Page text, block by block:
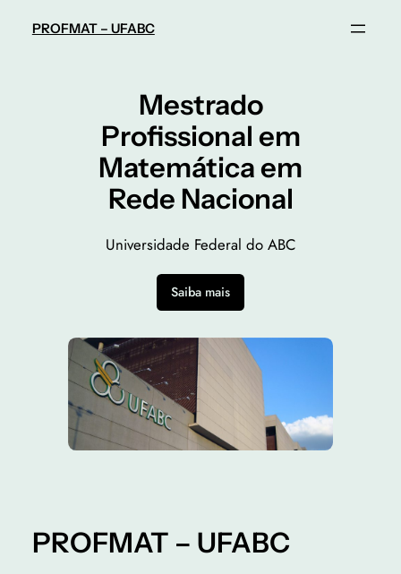
PROFMAT – UFABC
Mestrado
Profissional em
Matemática em
Rede Nacional
Universidade Federal do ABC
Saiba mais
PROFMAT – UFABC